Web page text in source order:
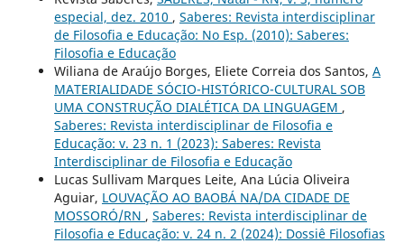
especial, dez. 2010 , Saberes: Revista interdisciplinar
de Filosofia e Educação: No Esp. (2010): Saberes:
Filosofia e Educação
Wiliana de Araújo Borges, Eliete Correia dos Santos, A
MATERIALIDADE SÓCIO-HISTÓRICO-CULTURAL SOB
UMA CONSTRUÇÃO DIALÉTICA DA LINGUAGEM ,
Saberes: Revista interdisciplinar de Filosofia e
Educação: v. 23 n. 1 (2023): Saberes: Revista
Interdisciplinar de Filosofia e Educação
Lucas Sullivam Marques Leite, Ana Lúcia Oliveira
Aguiar, LOUVAÇÃO AO BAOBÁ NA/DA CIDADE DE
MOSSORÓ/RN , Saberes: Revista interdisciplinar de
Filosofia e Educação: v. 24 n. 2 (2024): Dossiê Filosofias